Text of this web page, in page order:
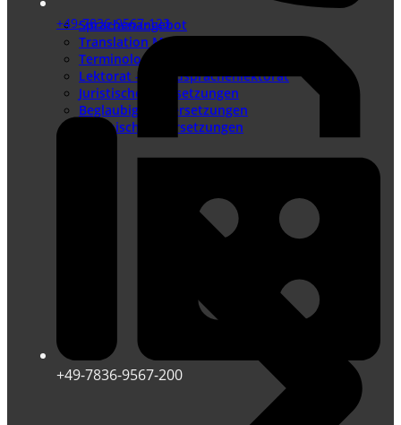
Sprachenangebot
Translation Memory
Terminologiemanagement
Lektorat – Fremdsprachenlektorat
Juristische Übersetzungen
Beglaubigte Übersetzungen
Technische Übersetzungen
+49-7836-9567-123
+49-7836-9567-200